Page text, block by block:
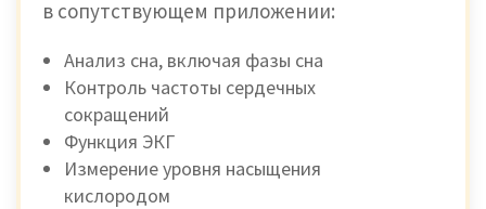
в сопутствующем приложении:
Анализ сна, включая фазы сна
Контроль частоты сердечных
сокращений
Функция ЭКГ
Измерение уровня насыщения
кислородом